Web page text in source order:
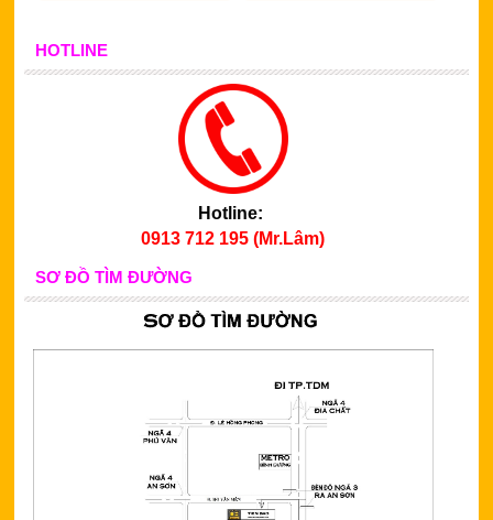
HOTLINE
Hotline:
0913 712 195 (Mr.Lâm)
SƠ ĐỒ TÌM ĐƯỜNG